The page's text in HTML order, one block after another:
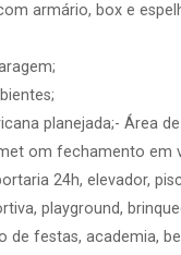
armário, box e
planejada;- Área
om fechamento em
24h, elevador,
playground,
de festas, academia,